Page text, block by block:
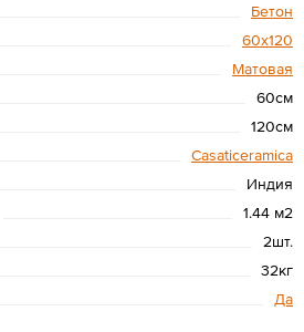
Бетон
60х120
Матовая
60см
120см
Casaticeramica
Индия
1.44 м2
2шт.
32кг
Да